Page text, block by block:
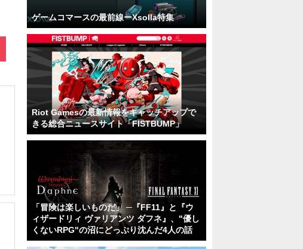
ゲームコマースの最前線ーXsolla特集
Riot Gamesの最新情報をキャッチアップで
きる総合ニュースサイト「FISTBUMP」
「冒険は楽しいものだ」 ─『FF11』と『ウ
ィザードリィ ヴァリアンツ ダフネ』、"優し
くないRPG"の沼にどっぷり沈んだ4人の話